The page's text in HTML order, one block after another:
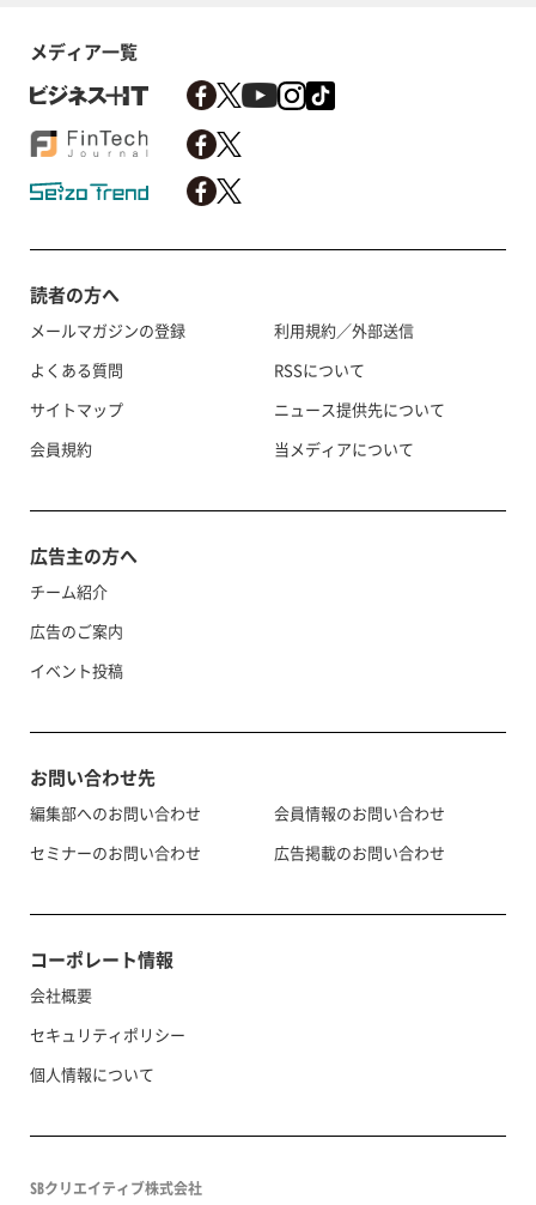
メディア一覧
読者の方へ
メールマガジンの登録
よくある質問
サイトマップ
会員規約
利用規約／外部送信
RSSについて
ニュース提供先について
当メディアについて
広告主の方へ
チーム紹介
広告のご案内
イベント投稿
お問い合わせ先
編集部へのお問い合わせ
セミナーのお問い合わせ
会員情報のお問い合わせ
広告掲載のお問い合わせ
コーポレート情報
会社概要
セキュリティポリシー
個人情報について
SBクリエイティブ株式会社